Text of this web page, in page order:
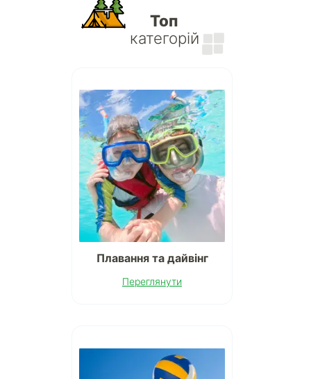
Топ
категорій
Плавання та дайвінг
Переглянути